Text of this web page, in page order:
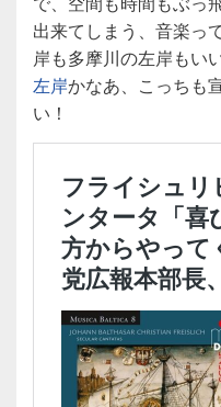
出来てしまう、音楽っ
岸も多摩川の左岸もい
左岸かなあ、こっちも
い！